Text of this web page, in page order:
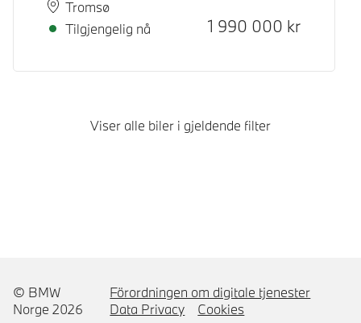
PlassTromsø
Leveringstid
Tilgjengelig nå
Kontantpris
1 990 000 kr
Viser alle biler i gjeldende filter
© BMW
Norge 2026
Förordningen om digitale tjenester
Data Privacy
Cookies